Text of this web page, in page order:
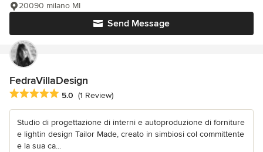
Send Message
20090 milano MI
FedraVillaDesign
Average rating: 5 out of 5 stars
5.0 (1 Review)
Studio di progettazione di interni e autoproduzione di forniture
e lightin design Tailor Made, creato in simbiosi col committente
e la sua ca...